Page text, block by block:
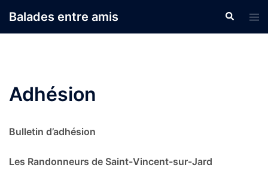
auBalades entre amis
le
Adhésion
Bulletin d’adhésion
Les Randonneurs de Saint-Vincent-sur-Jard